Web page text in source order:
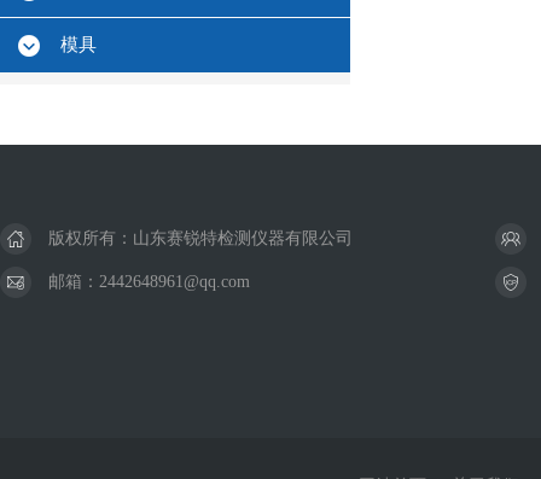
模具
版权所有：山东赛锐特检测仪器有限公司
邮箱：2442648961@qq.com